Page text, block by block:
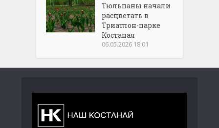
Тюльпаны начали
расцветать в
Триатлон-парке
Костаная
06.05.2026 18:01